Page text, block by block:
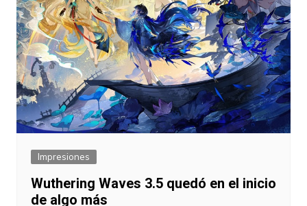
Impresiones
Wuthering Waves 3.5 quedó en el inicio
de algo más